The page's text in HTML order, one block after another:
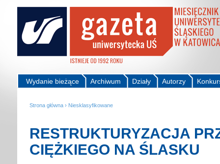
Autorzy
Działy
Archiwum
Wydanie bieżące
Strona główna › Niesklasyfikowane
RESTRUKTURYZACJA
CIĘŻKIEGO NA ŚLASKU